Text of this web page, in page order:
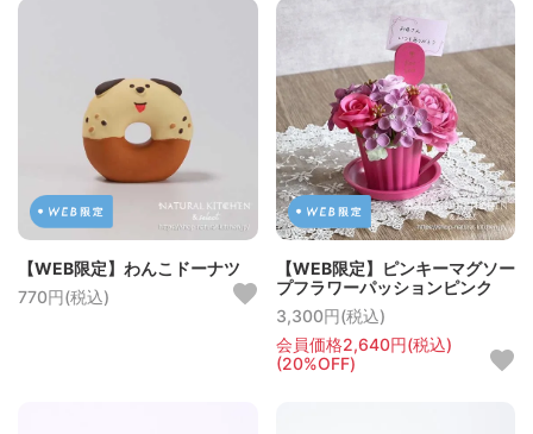
【WEB限定】わんこドーナツ
770円(税込)
【WEB限定】ピンキーマグソー
プフラワーパッションピンク
3,300円(税込)
会員価格2,640円(税込)
(20%OFF)